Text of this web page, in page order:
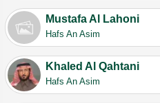
Mustafa Al Lahoni
Hafs An Asim
Khaled Al Qahtani
Hafs An Asim